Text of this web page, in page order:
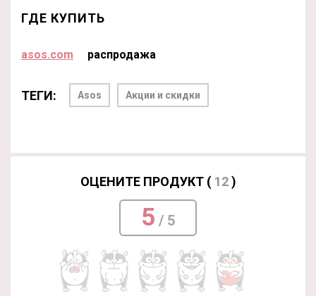
ГДЕ КУПИТЬ
asos.com распродажа
ТЕГИ: Asos Акции и скидки
ОЦЕНИТЕ ПРОДУКТ ( 12)
5 / 5